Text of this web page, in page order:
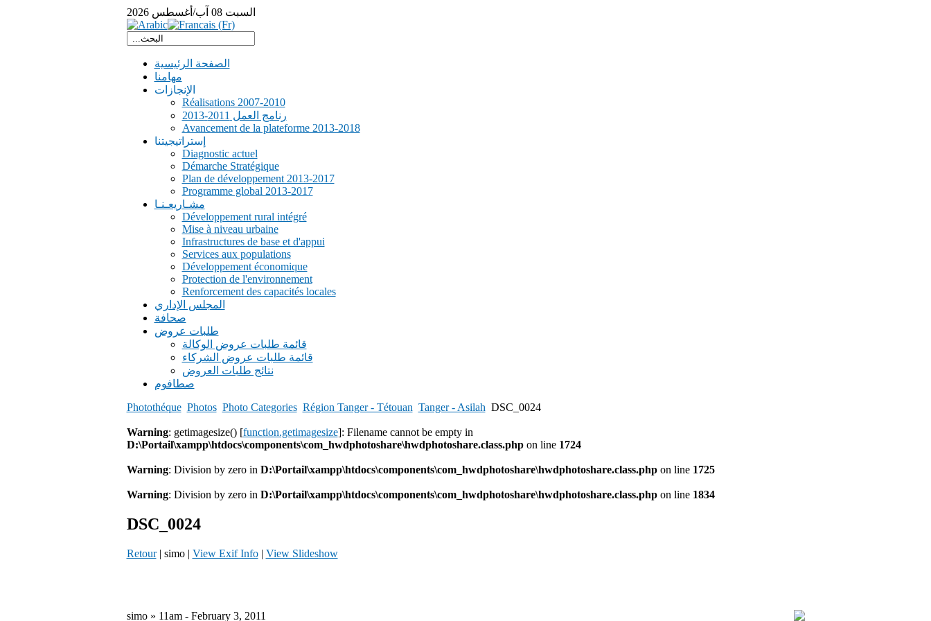
السبت 08 آب/أغسطس 2026
الصفحة الرئيسية
مهامنا
الإنجازات
Réalisations 2007-2010
رنامج العمل 2011-2013
Avancement de la plateforme 2013-2018
إستراتيجيتنا
Diagnostic actuel
Démarche Stratégique
Plan de développement 2013-2017
Programme global 2013-2017
مشـاريعـنـا
Développement rural intégré
Mise à niveau urbaine
Infrastructures de base et d'appui
Services aux populations
Développement économique
Protection de l'environnement
Renforcement des capacités locales
المجلس الإداري
صحافة
طلبات عروض
قائمة طلبات عروض الوكالة
قائمة طلبات عروض الشركاء
نتائج طلبات العروض
صطافوم
Photothéque Photos Photo Categories Région Tanger - Tétouan Tanger - Asilah DSC_0024
Warning: getimagesize() [function.getimagesize]: Filename cannot be empty in
D:\Portail\xampp\htdocs\components\com_hwdphotoshare\hwdphotoshare.class.phpon line 1724
Warning: Division by zero in D:\Portail\xampp\htdocs\components\com_hwdphotoshare\hwdphotoshare.class.phpon line 1725
Warning: Division by zero in D:\Portail\xampp\htdocs\components\com_hwdphotoshare\hwdphotoshare.class.phpon line 1834
DSC_0024
Retour| simo | View Exif Info| View Slideshow
simo » 11am - February 3, 2011